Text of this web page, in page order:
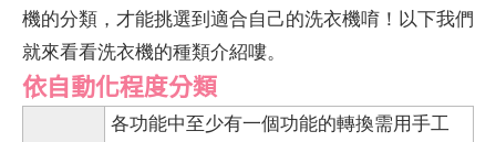
機的分類，才能挑選到適合自己的洗衣機唷！以下我們
就來看看洗衣機的種類介紹嘍。
依自動化程度分類
各功能中至少有一個功能的轉換需用手工